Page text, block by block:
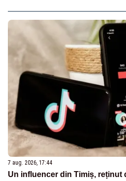
7 aug. 2026, 17:44
Un influencer din Timiș, reținut